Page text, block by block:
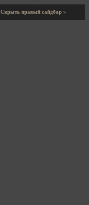
Скрыть правый сайдбар »